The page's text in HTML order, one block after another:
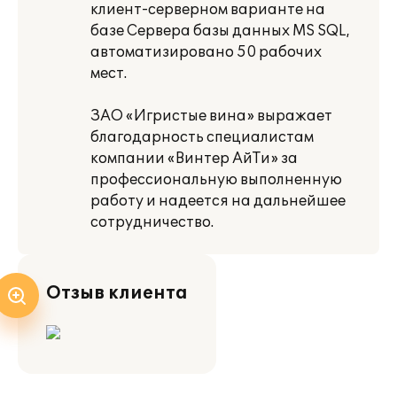
клиент-серверном варианте на
базе Сервера базы данных MS SQL,
автоматизировано 50 рабочих
мест.
ЗАО «Игристые вина» выражает
благодарность специалистам
компании «Винтер АйТи» за
профессиональную выполненную
работу и надеется на дальнейшее
сотрудничество.
Отзыв клиента